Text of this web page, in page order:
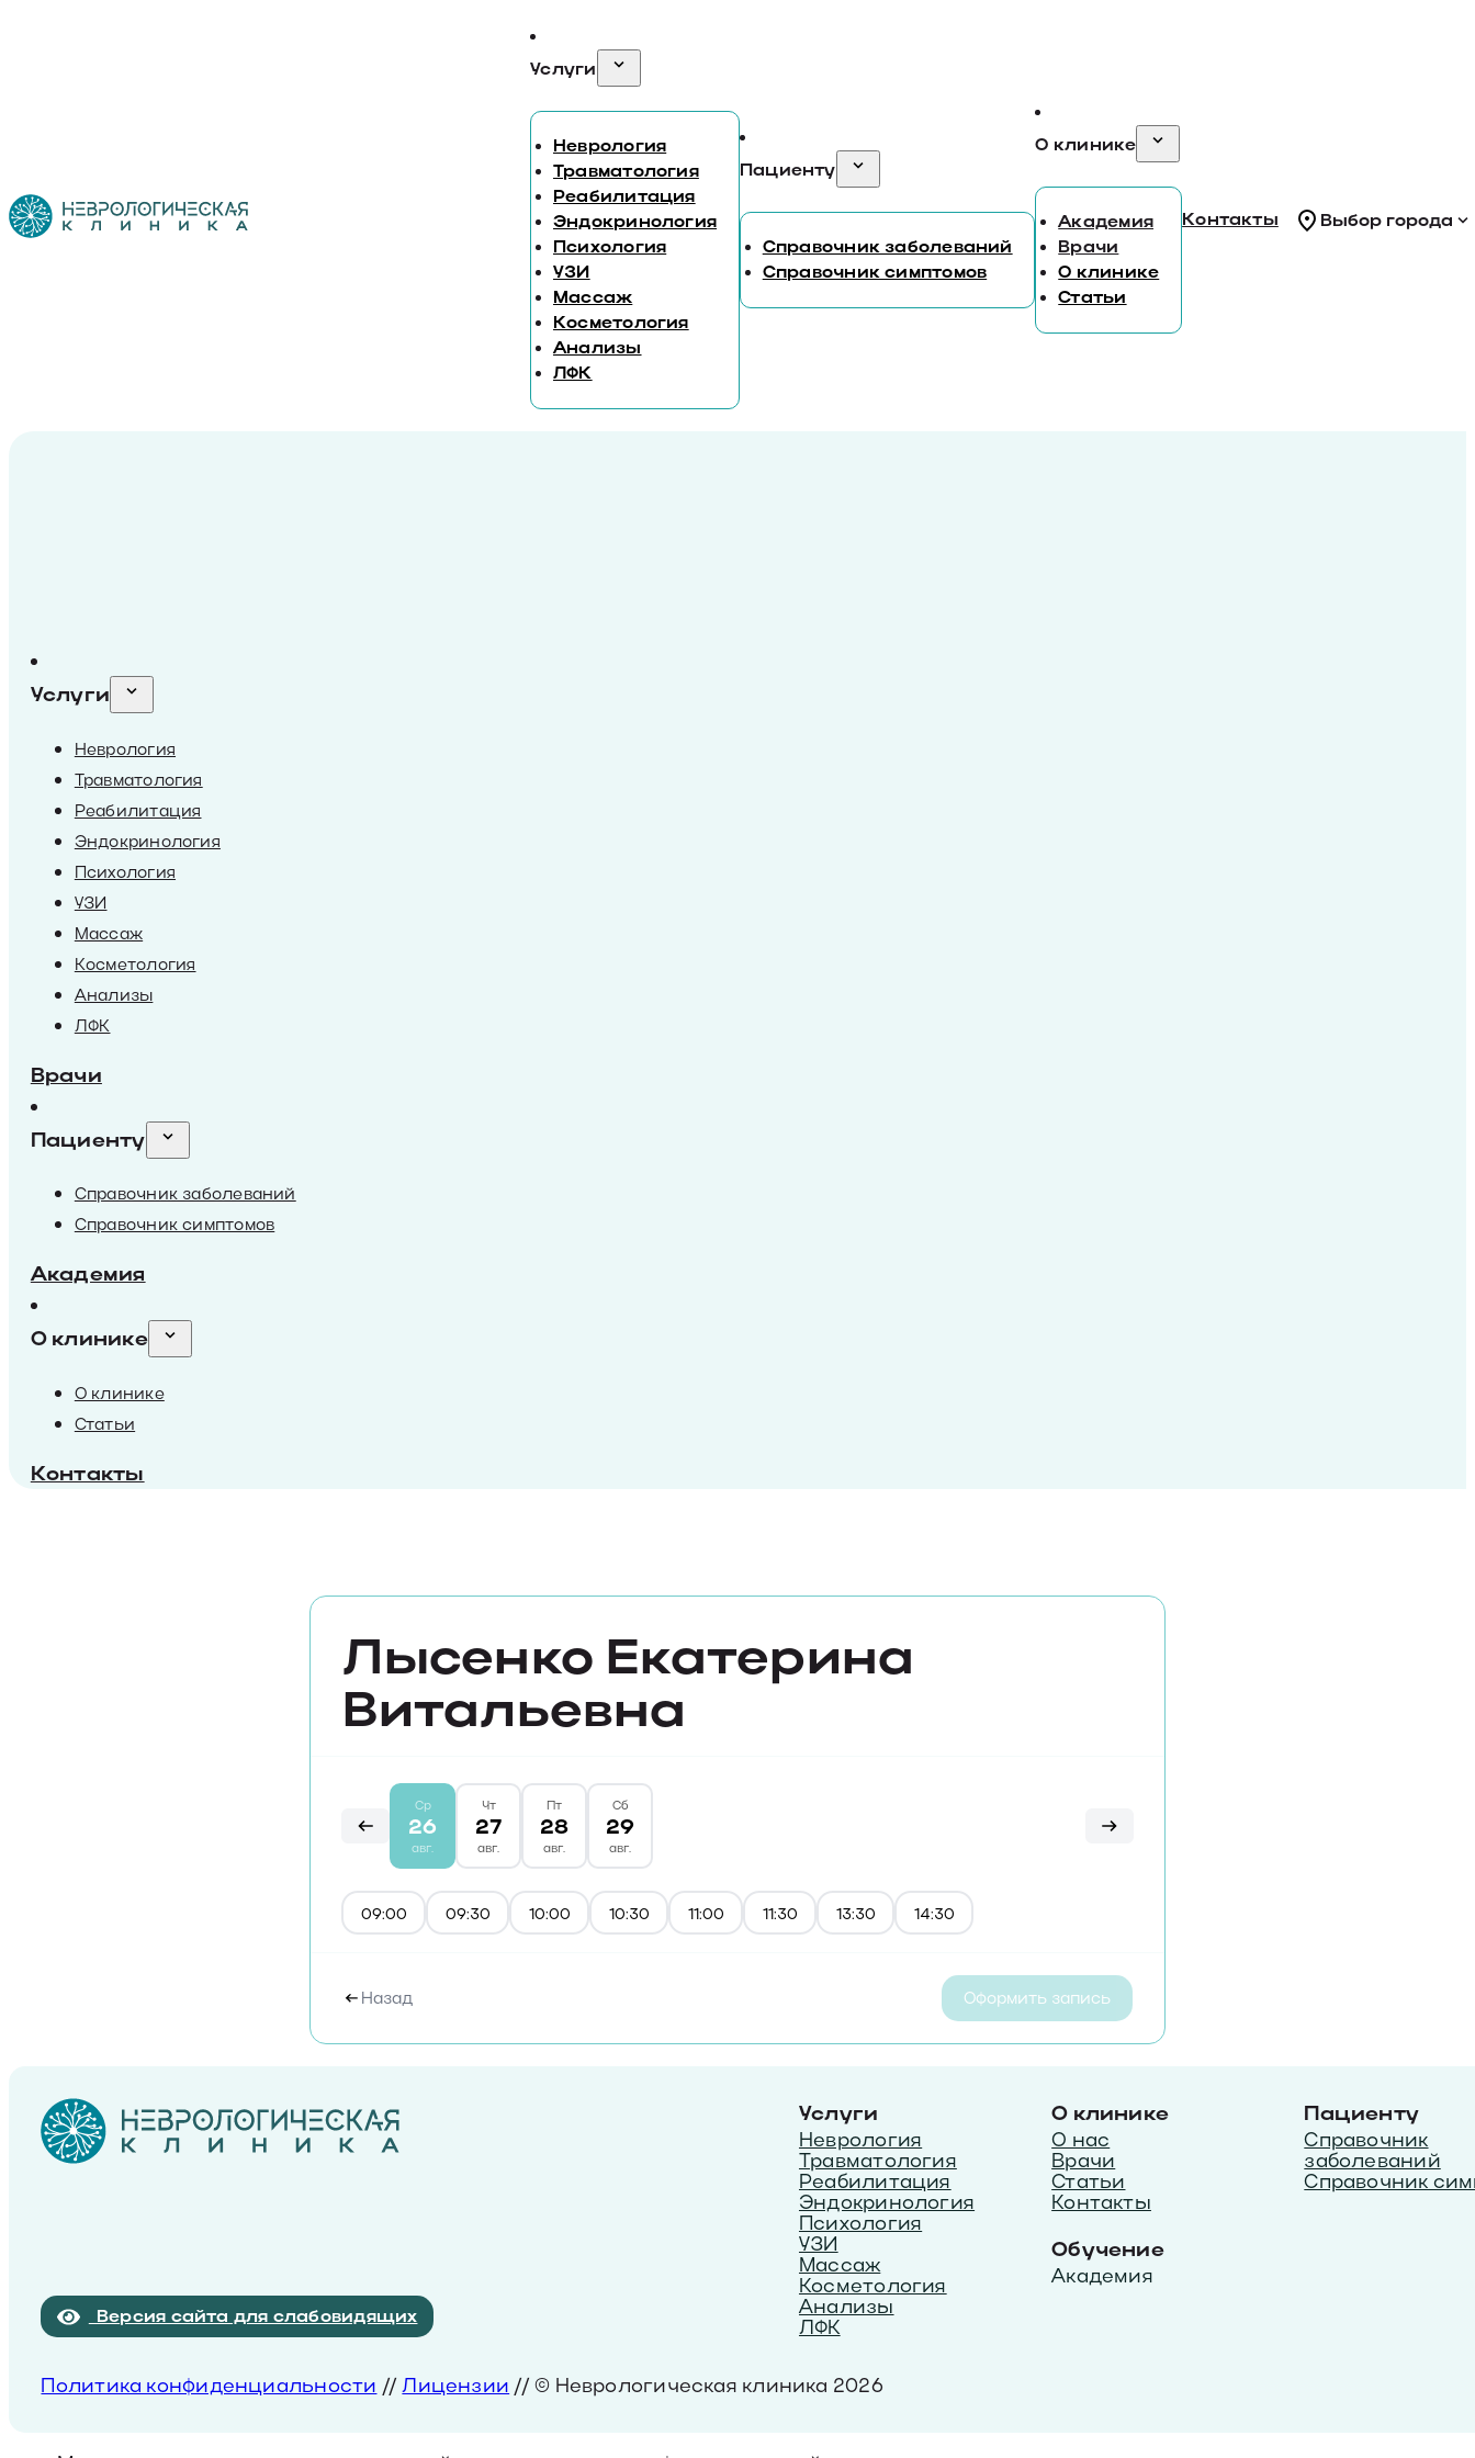
Услуги
Неврология
Травматология
Реабилитация
Эндокринология
Психология
УЗИ
Массаж
Косметология
Анализы
ЛФК
Пациенту
Справочник заболеваний
Справочник симптомов
О клинике
Академия
Врачи
О клинике
Статьи
Контакты Выбор города
Услуги
Неврология
Травматология
Реабилитация
Эндокринология
Психология
УЗИ
Массаж
Косметология
Анализы
ЛФК
Врачи
Пациенту
Справочник заболеваний
Справочник симптомов
Академия
О клинике
О клинике
Статьи
Контакты
Лысенко Екатерина
Витальевна
Ср
26
авг.
Чт
27
авг.
Пт
28
авг.
Сб
29
авг.
09:00 09:30 10:00 10:30 11:00 11:30 13:30 14:30
Назад Оформить запись
Версия сайта для слабовидящих
Услуги
Неврология
Травматология
Реабилитация
Эндокринология
Психология
УЗИ
Массаж
Косметология
Анализы
ЛФК
О клинике
О нас
Врачи
Статьи
Контакты
Обучение
Академия
Пациенту
Справочник
заболеваний
Справочник
Политика конфиденциальности // Лицензии // © Неврологическая клиника 2026